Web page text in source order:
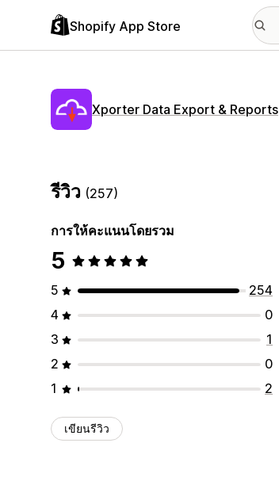
Shopify App Store
Xporter Data Export & Reports
รีวิว (257)
การให้คะแนนโดยรวม
5
5
254
4
0
3
1
2
0
1
2
เขียนรีวิว